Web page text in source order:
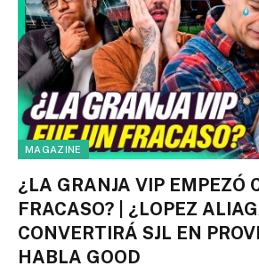
MAGAZINE
¿LA GRANJA VIP EMPEZÓ
FRACASO? | ¿LOPEZ
CONVERTIRÁ SJL EN
HABLA GOOD